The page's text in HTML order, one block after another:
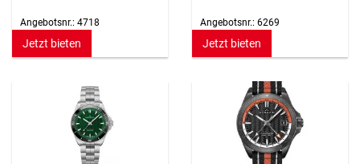
Angebotsnr.: 4718
Jetzt bieten
Angebotsnr.: 6269
Jetzt bieten